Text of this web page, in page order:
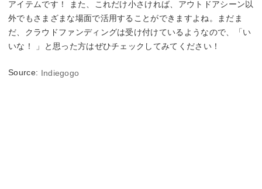
アイテムです！ また、これだけ小さければ、アウトドアシーン以
外でもさまざまな場面で活用することができますよね。まだま
だ、クラウドファンディングは受け付けているようなので、「い
いな！ 」と思った方はぜひチェックしてみてください！
Source: Indiegogo